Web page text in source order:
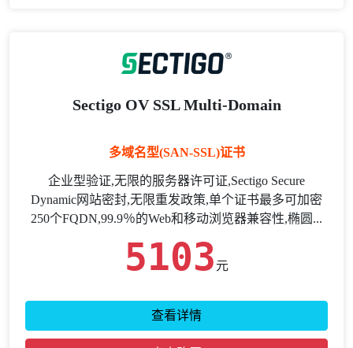
Sectigo OV SSL Multi-Domain
多域名型(SAN-SSL)证书
企业型验证,无限的服务器许可证,Sectigo Secure
Dynamic网站密封,无限重发政策,单个证书最多可加密
250个FQDN,99.9％的Web和移动浏览器兼容性,椭圆...
5103 元
查看详情